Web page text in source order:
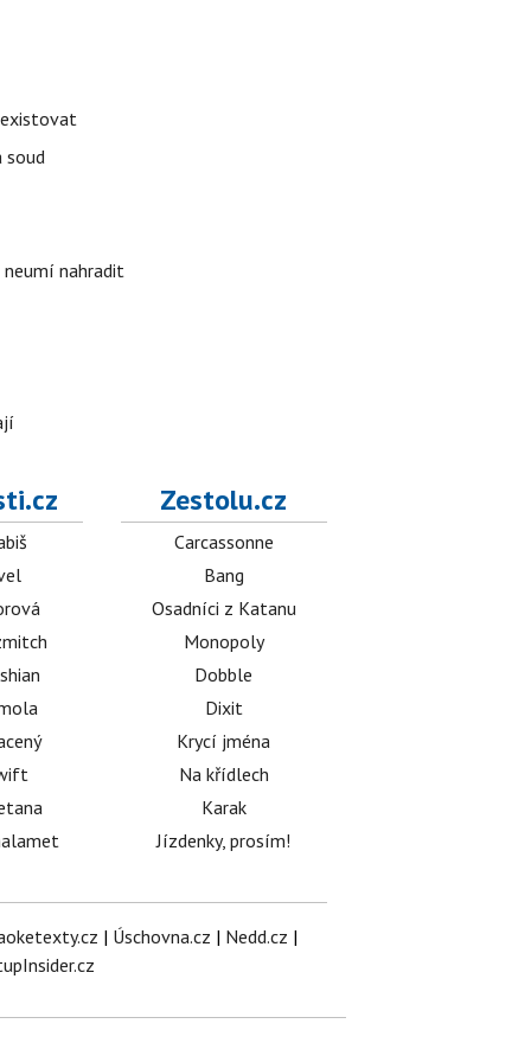
existovat
soud
nahradit
Zestolu.cz
Carcassonne
Bang
Osadníci z Katanu
Monopoly
Dobble
Dixit
Krycí jména
Na křídlech
Karak
Jízdenky, prosím!
| Úschovna.cz | Nedd.cz |